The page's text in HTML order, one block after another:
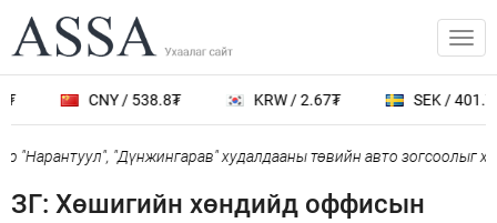
CNY / 538.8₮ KRW / 2.67₮ SEK / 401.7₮
"Нарантуул", "Дүнжингарав" худалдааны төвийн авто зогсоолыг
ЗГ: Хөшигийн хөндийд оффисын